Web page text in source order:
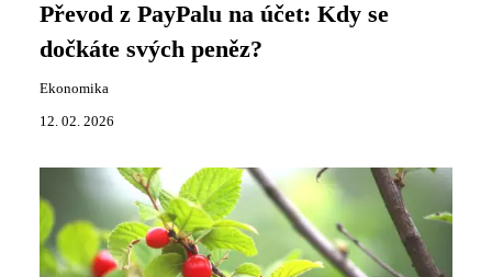
Převod z PayPalu na účet: Kdy se
dočkáte svých peněz?
Ekonomika
12. 02. 2026